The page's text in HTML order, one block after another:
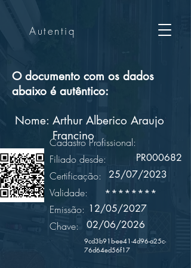
Autentiq
O documento com os dados
abaixo é autêntico:
Nome:
Cadastro Profissional:
Filiado desde:
Certificação:
Validade:
Emissão:
Chave:
9cd3b91b-ee41-4d96-a25c-
76d64ed56f17
12/05/2027
Arthur Alberico Araujo
Francino
02/06/2026
********
25/07/2023
PR000682